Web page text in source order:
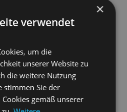
- 13:00
- 13:00
- 13:00
×
verwendet
um die
unserer Website zu
die weitere Nutzung
stimmen Sie der
gemäß unserer